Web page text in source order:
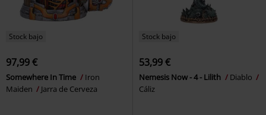
Stock bajo
97,99 €
Somewhere In Time
Iron
Maiden
Jarra de Cerveza
Stock bajo
53,99 €
Nemesis Now - 4 - Lilith
Diablo
Cáliz